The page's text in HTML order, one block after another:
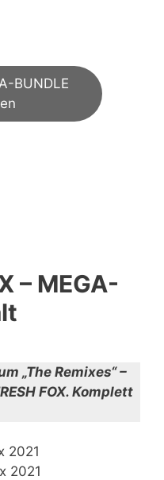
BUNDLE
– MEGA-
„The Remixes“ –
FOX. Komplett
2021
2021